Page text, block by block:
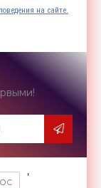
поведения на сайте.
,